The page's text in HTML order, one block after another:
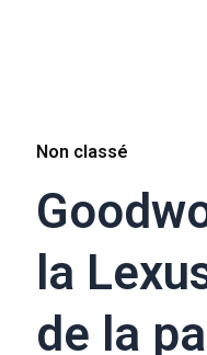
Non classé
la
de la